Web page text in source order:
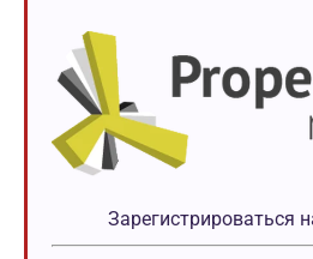
Зарегистрироваться